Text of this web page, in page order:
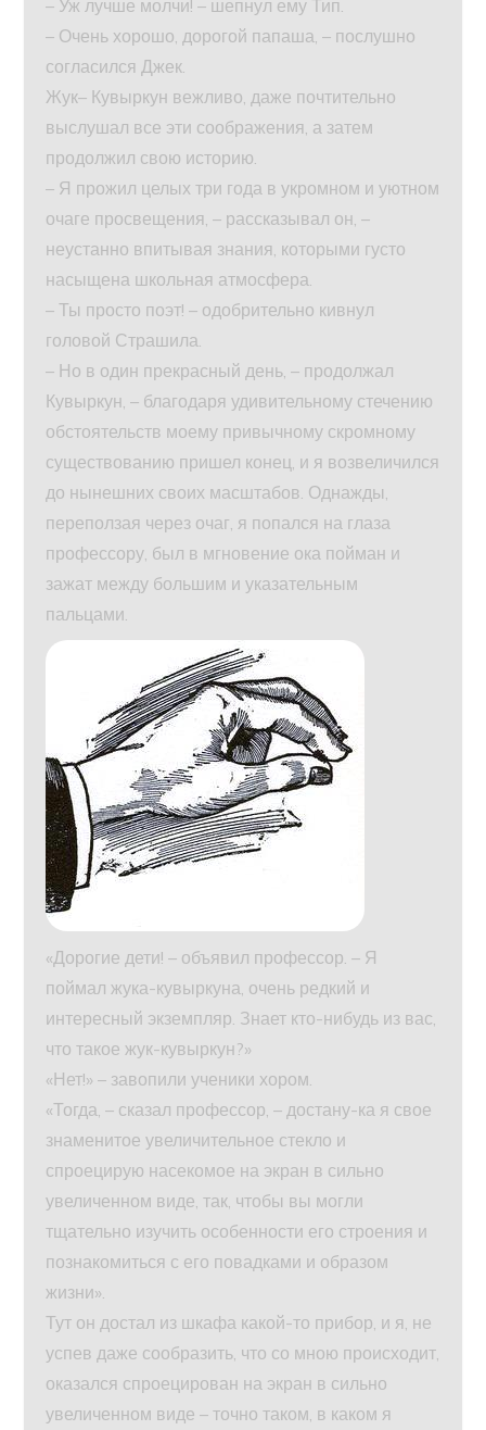
– Уж лучше молчи! – шепнул ему Тип.
– Очень хорошо, дорогой папаша, – послушно
согласился Джек.
Жук– Кувыркун вежливо, даже почтительно
выслушал все эти соображения, а затем
продолжил свою историю.
– Я прожил целых три года в укромном и уютном
очаге просвещения, – рассказывал он, –
неустанно впитывая знания, которыми густо
насыщена школьная атмосфера.
– Ты просто поэт! – одобрительно кивнул
головой Страшила.
– Но в один прекрасный день, – продолжал
Кувыркун, – благодаря удивительному стечению
обстоятельств моему привычному скромному
существованию пришел конец, и я возвеличился
до нынешних своих масштабов. Однажды,
переползая через очаг, я попался на глаза
профессору, был в мгновение ока пойман и
зажат между большим и указательным
пальцами.
«Дорогие дети! – объявил профессор. – Я
поймал жука-кувыркуна, очень редкий и
интересный экземпляр. Знает кто-нибудь из вас,
что такое жук-кувыркун?»
«Нет!» – завопили ученики хором.
«Тогда, – сказал профессор, – достану-ка я свое
знаменитое увеличительное стекло и
спроецирую насекомое на экран в сильно
увеличенном виде, так, чтобы вы могли
тщательно изучить особенности его строения и
познакомиться с его повадками и образом
жизни».
Тут он достал из шкафа какой-то прибор, и я, не
успев даже сообразить, что со мною происходит,
оказался спроецирован на экран в сильно
увеличенном виде – точно таком, в каком я